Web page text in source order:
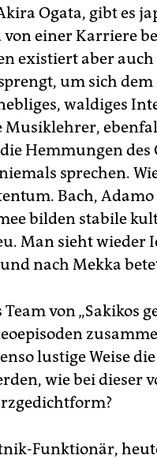
Ogata, gibt es
einer Karriere
existiert aber auch
um sich
waldiges
Musiklehrer,
Hemmungen des
sprechen.
Bach,
bilden stabile
Man sieht wieder
nach Mekka
von „Sakikos
lustige Weise
wie bei dieser
Funktionär,